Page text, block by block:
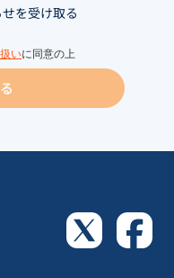
を受け取る
いに同意の上